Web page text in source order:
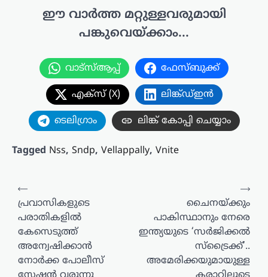
ഈ വാർത്ത മറ്റുള്ളവരുമായി
പങ്കുവെയ്ക്കാം...
വാട്സ്ആപ്പ് ഫേസ്ബുക്ക്
എക്സ് (X) ലിങ്ക്ഡ്ഇൻ
ടെലിഗ്രാം ലിങ്ക് കോപ്പി ചെയ്യാം
Tagged Nss, Sndp, Vellappally, Vnite
പോസ്റ്റുകളിലൂടെ
⟵
പ്രവാസികളുടെ
പരാതികളിൽ
കേസെടുത്ത്
അന്വേഷിക്കാൻ
നോർക്ക പോലീസ്
ചൈനയ്ക്കും
പാകിസ്ഥാനും നേരെ
ഇന്ത്യയുടെ ‘സർജിക്കൽ
സ്ട്രൈക്ക്’..
അമേരിക്കയുമായുള്ള
⟶